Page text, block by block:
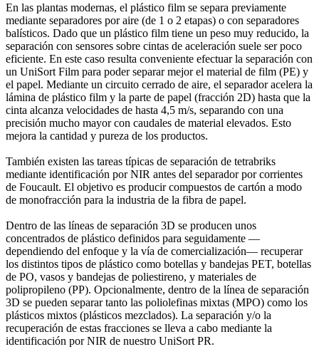
En las plantas modernas, el plástico film se separa previamente
mediante separadores por aire (de 1 o 2 etapas) o con separadores
balísticos. Dado que un plástico film tiene un peso muy reducido, la
separación con sensores sobre cintas de aceleración suele ser poco
eficiente. En este caso resulta conveniente efectuar la separación con
un UniSort Film para poder separar mejor el material de film (PE) y
el papel. Mediante un circuito cerrado de aire, el separador acelera la
lámina de plástico film y la parte de papel (fracción 2D) hasta que la
cinta alcanza velocidades de hasta 4,5 m/s, separando con una
precisión mucho mayor con caudales de material elevados. Esto
mejora la cantidad y pureza de los productos.
También existen las tareas típicas de separación de tetrabriks
mediante identificación por NIR antes del separador por corrientes
de Foucault. El objetivo es producir compuestos de cartón a modo
de monofracción para la industria de la fibra de papel.
Dentro de las líneas de separación 3D se producen unos
concentrados de plástico definidos para seguidamente —
dependiendo del enfoque y la vía de comercialización— recuperar
los distintos tipos de plástico como botellas y bandejas PET, botellas
de PO, vasos y bandejas de poliestireno, y materiales de
polipropileno (PP). Opcionalmente, dentro de la línea de separación
3D se pueden separar tanto las poliolefinas mixtas (MPO) como los
plásticos mixtos (plásticos mezclados). La separación y/o la
recuperación de estas fracciones se lleva a cabo mediante la
identificación por NIR de nuestro UniSort PR.